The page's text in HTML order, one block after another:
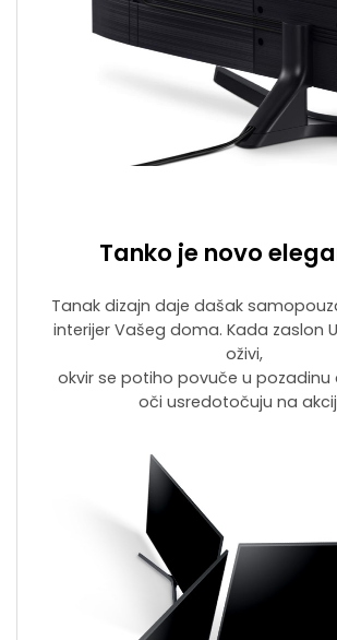
Tanko je novo
Tanak dizajn daje dašak
interijer Vašeg doma. Kada zaslon
oživi,
okvir se potiho povuče u pozadinu
oči usredotočuju na